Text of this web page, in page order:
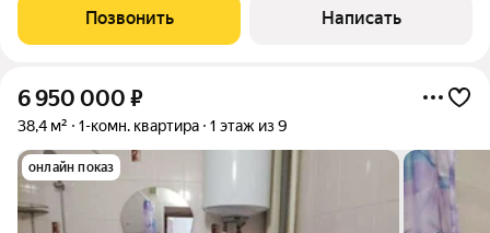
электропроводка, сантехника, полы в уровень). Есть вся
необходимая для проживания мебель и
Позвонить Написать
6 950 000 ₽
38,4 м² 1-комн. квартира 1 этаж из 9
онлайн показ